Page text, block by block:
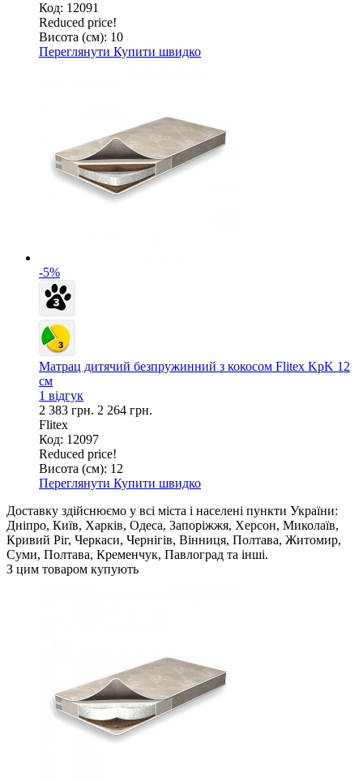
Код: 12091
Reduced price!
Висота (см): 10
Переглянути Купити швидко
-5%
Матрац дитячий безпружинний з кокосом Flitex KpK 12
см
1 відгук
2 383 грн. 2 264 грн.
Flitex
Код: 12097
Reduced price!
Висота (см): 12
Переглянути Купити швидко
Доставку здійснюємо у всі міста і населені пункти України:
Дніпро, Київ, Харків, Одеса, Запоріжжя, Херсон, Миколаїв,
Кривий Ріг, Черкаси, Чернігів, Вінниця, Полтава, Житомир,
Суми, Полтава, Кременчук, Павлоград та інші.
З цим товаром купують